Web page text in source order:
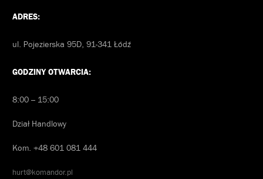
ADRES:
ul. Pojezierska 95D, 91-341 Łódź
GODZINY OTWARCIA:
8:00 – 15:00
Dział Handlowy
Kom. +48 601 081 444
hurt@komandor.pl